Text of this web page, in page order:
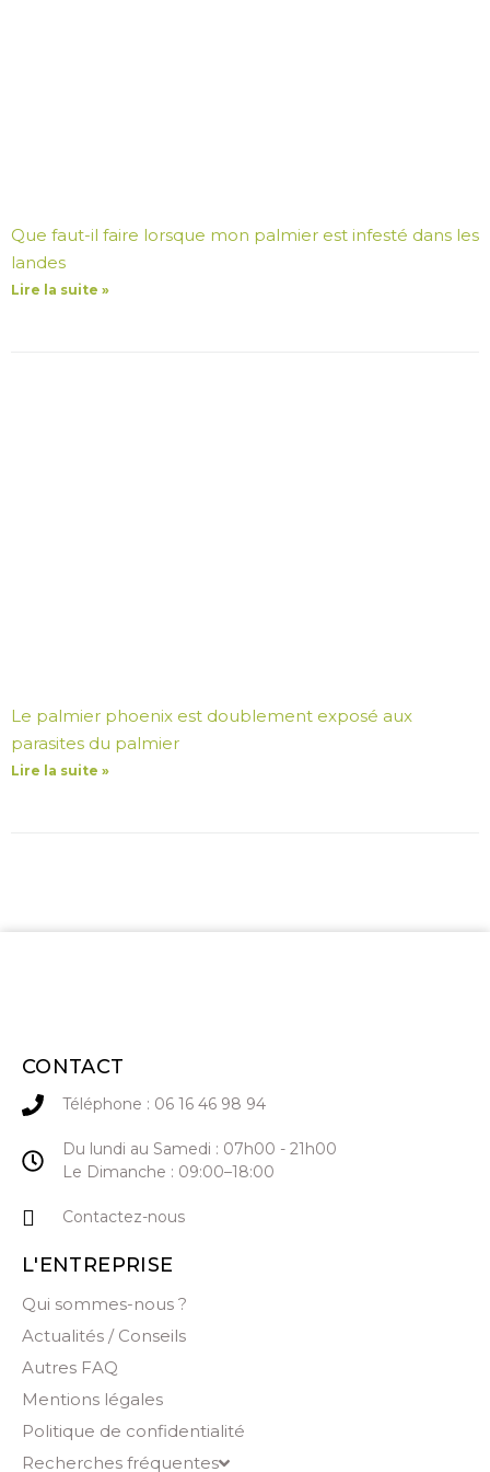
Que faut-il faire lorsque mon palmier est infesté dans les
landes
Lire la suite »
Le palmier phoenix est doublement exposé aux
parasites du palmier
Lire la suite »
CONTACT
Téléphone : 06 16 46 98 94
Du lundi au Samedi : 07h00 - 21h00
Le Dimanche : 09:00–18:00
Contactez-nous
L'ENTREPRISE
Qui sommes-nous ?
Actualités / Conseils
Autres FAQ
Mentions légales
Politique de confidentialité
Recherches fréquentes